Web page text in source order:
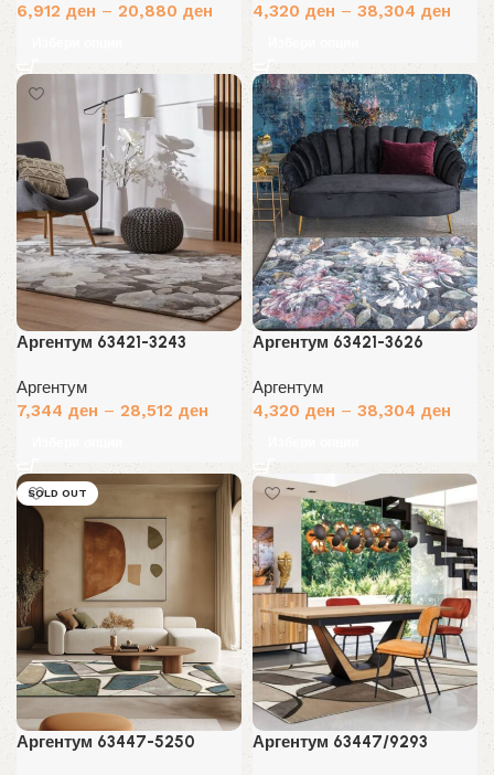
6,912 ден – 20,880 ден
4,320 ден – 38,304 ден
Аргентум 63421-3243
Аргентум
7,344 ден – 28,512 ден
Аргентум 63421-3626
Аргентум
4,320 ден – 38,304 ден
SOLD OUT
Аргентум 63447-5250 Аргентум 63447/9293